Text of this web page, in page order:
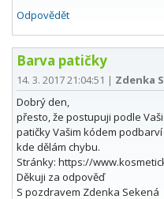
Odpovědět
Barva patičky
14. 3. 2017 21:04:51 | Zdenka
Dobrý den,
přesto, že postupuji podle
patičky Vašim kódem
kde dělám chybu.
Stránky: https://
Děkuji za odpověď
S pozdravem Zdenka Sekená